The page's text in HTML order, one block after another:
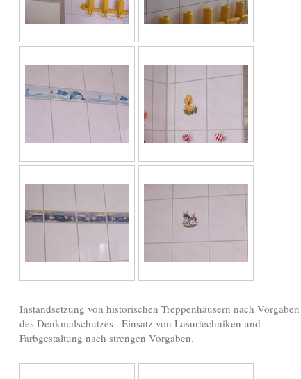
Instandsetzung von historischen Treppenhäusern nach Vorgaben
des Denkmalschutzes . Einsatz von Lasurtechniken und
Farbgestaltung nach strengen Vorgaben.